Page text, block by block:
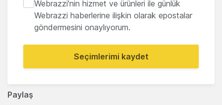
Paylaş
Webrazzi'nin hizmet ve ürünleri ile günlük
Webrazzi haberlerine ilişkin olarak epostalar
göndermesini onaylıyorum.
Seçimlerimi kaydet